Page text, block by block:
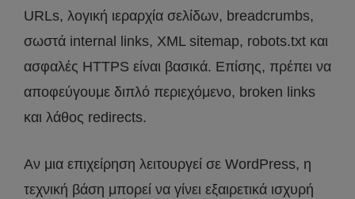
URLs, λογική ιεραρχία σελίδων, breadcrumbs,
σωστά internal links, XML sitemap, robots.txt και
ασφαλές HTTPS είναι βασικά. Επίσης, πρέπει να
αποφεύγουμε διπλό περιεχόμενο, broken links
και λάθος redirects.
Αν μια επιχείρηση λειτουργεί σε WordPress, η
τεχνική βάση μπορεί να γίνει εξαιρετικά ισχυρή